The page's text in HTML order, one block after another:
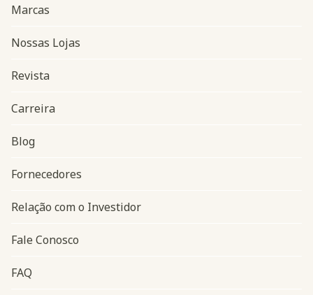
Navegação do rodapé
Marcas
Nossas Lojas
Revista
Carreira
Blog
Fornecedores
Relação com o Investidor
Fale Conosco
FAQ